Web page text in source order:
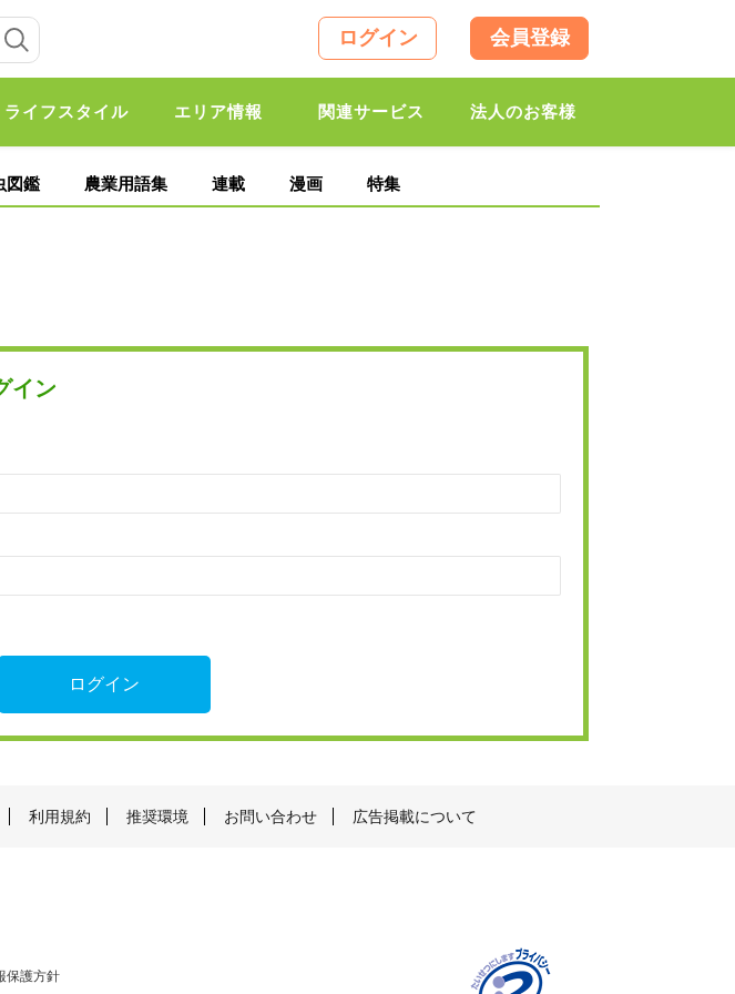
ログイン 会員登録
ライフスタイル エリア情報 関連サービス 法人のお客様
図鑑 農業用語集 連載 漫画 特集
イン
利用規約 推奨環境 お問い合わせ 広告掲載について
保護方針